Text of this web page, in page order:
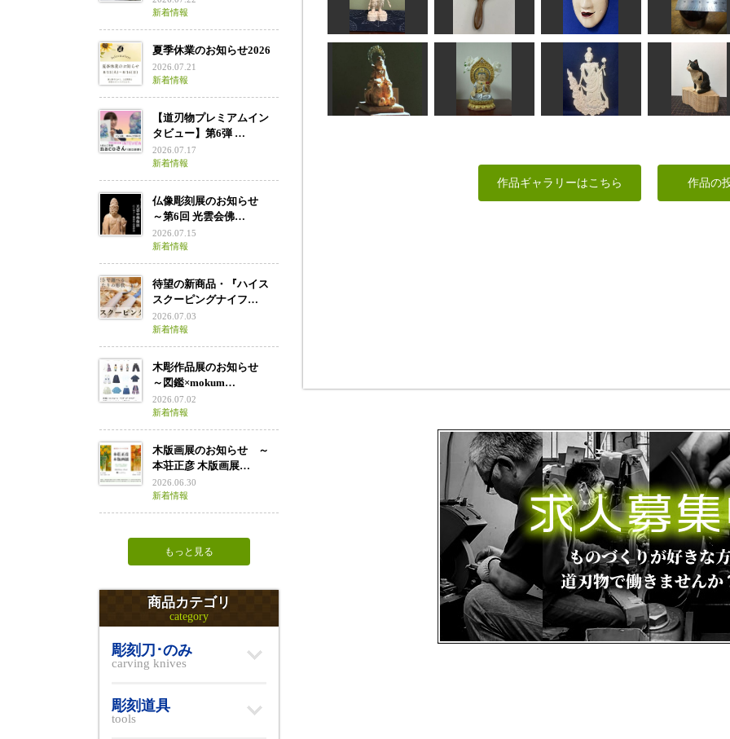
六地蔵菩薩
kiyonk
かのん宝箱
kiyonk
地蔵菩薩像
まあちゃん
大日如来坐像
正念
宮毘羅大将
みっちゃん
木彫鏡
みぽりん
増髪
msuganuma
グリコのおまけ
たかはる
虚空蔵菩薩坐像
ちゅうさん
雲中観音菩薩
俊造
座った猫（黒白
ワレ）
波間
作品ギャラリーはこちら 作品の
新着情報
夏季休業のお知らせ2026
2026.07.21
新着情報
【道刃物プレミアムイン
タビュー】第6弾 …
2026.07.17
新着情報
仏像彫刻展のお知らせ
～第6回 光雲会佛…
2026.07.15
新着情報
待望の新商品・『ハイス
スクーピングナイフ…
2026.07.03
新着情報
木彫作品展のお知らせ
～図鑑×mokum…
2026.07.02
新着情報
木版画展のお知らせ ～
本荘正彦 木版画展…
2026.06.30
新着情報
もっと見る
商品カテゴリ
category
彫刻刀･のみ
carving knives
彫刻道具
tools